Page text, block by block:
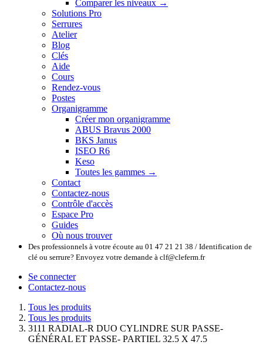
Comparer les niveaux →
Solutions Pro
Serrures
Atelier
Blog
Clés
Aide
Cours
Rendez-vous
Postes
Organigramme
Créer mon organigramme
ABUS Bravus 2000
BKS Janus
ISEO R6
Keso
Toutes les gammes →
Contact
Contactez-nous
Contrôle d'accès
Espace Pro
Guides
Où nous trouver
Des professionnels à votre écoute au 01 47 21 21 38 / Identification de
clé ou serrure? Envoyez votre demande à clf@cleferm.fr
Se connecter
Contactez-nous
Tous les produits
Tous les produits
3111 RADIAL-R DUO CYLINDRE SUR PASSE-
GÉNÉRAL ET PASSE- PARTIEL 32.5 X 47.5